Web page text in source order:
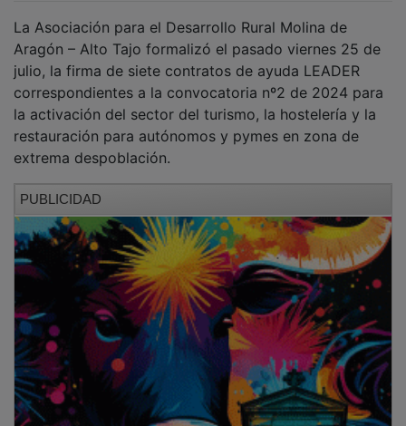
Aragón – Alto Tajo formalizó el pasado viernes 25 de
julio, la firma de siete contratos de ayuda LEADER
correspondientes a la convocatoria nº2 de 2024 para
la activación del sector del turismo, la hostelería y la
restauración para autónomos y pymes en zona de
extrema despoblación.